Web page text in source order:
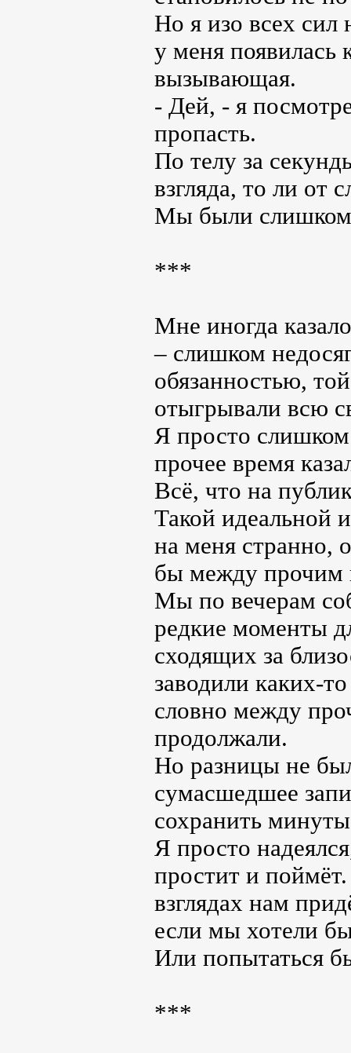
Но я изо всех сил
у меня появилась
вызывающая.
- Дей, - я
пропасть.
По телу за
взгляда, то ли от
Мы были
***
Мне иногда
– слишком
обязанностью,
отыгрывали всю
Я просто
прочее время
Всё, что на
Такой идеальной
на меня странно,
бы между прочим
Мы по вечерам
редкие моменты
сходящих за
заводили каких-
словно между
продолжали.
Но разницы не
сумасшедшее
сохранить
Я просто
простит и
взглядах нам
если мы хотели
Или попытаться
***